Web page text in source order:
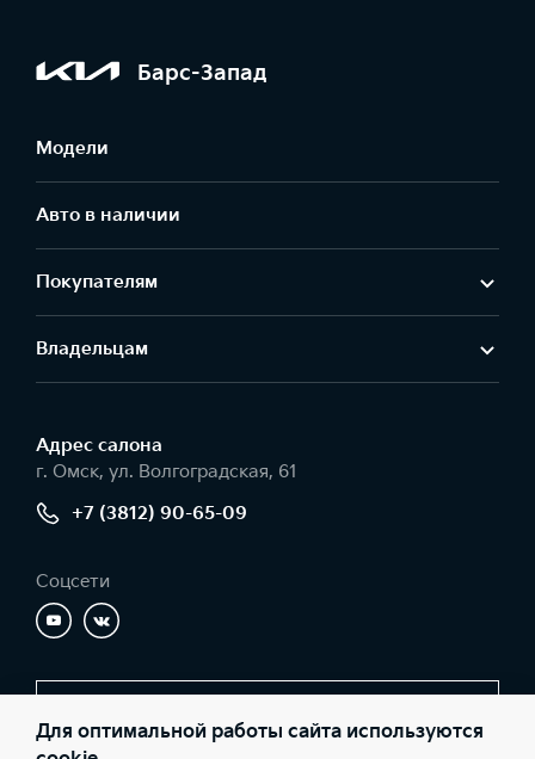
Барс-Запад
Модели
Авто в наличии
Покупателям
Владельцам
Адрес салонa
г. Омск, ул. Волгоградская, 61
+7 (3812) 90-65-09
Соцсети
Для оптимальной работы сайта используются